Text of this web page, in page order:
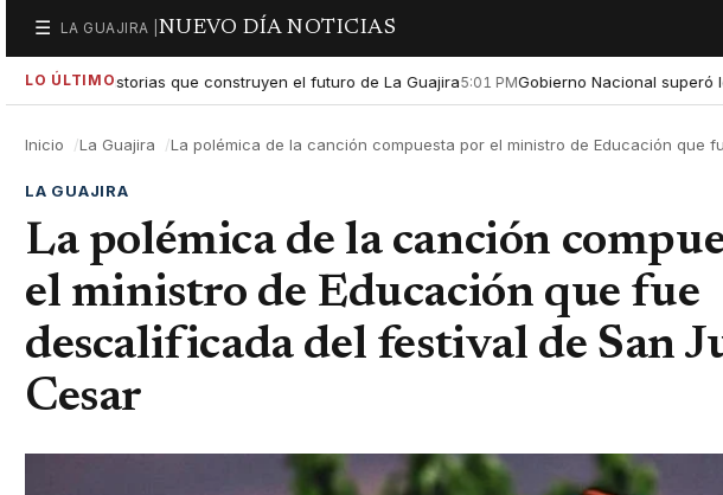
☰
Secciones
LA GUAJIRA | NUEVO DÍA NOTICIAS
LO ÚLTIMO
historias que construyen el futuro de La Guajira5:01 PMGobierno Nacional superó los $6
Inicio La Guajira La polémica de la canción compuesta por el ministro de Educación que
LA GUAJIRA
La polémica de la canción
el ministro de Educación que fue
descalificada del festival de San
Cesar